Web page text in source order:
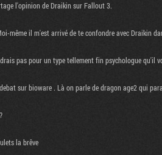
l'opinion de Draikin sur Fallout 3.
même il m'est arrivé de te confondre avec Draikin
pas pour un type tellement fin psychologue qu'il
sur bioware . Là on parle de dragon age2 qui
la brêve